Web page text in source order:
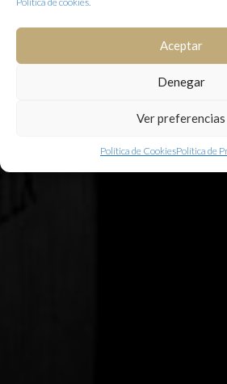
Aceptar
Denegar
Ver preferencias
Política de CookiesPolítica de